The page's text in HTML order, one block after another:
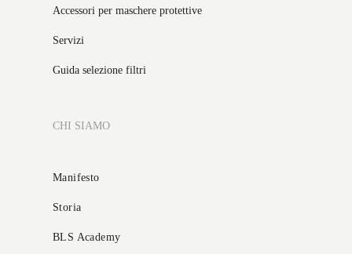
Accessori per maschere protettive
Servizi
Guida selezione filtri
CHI SIAMO
Manifesto
Storia
BLS Academy